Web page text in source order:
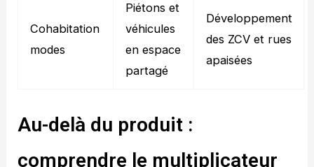
Cohabitation
modes
Piétons et
véhicules
en espace
partagé
Développement
des ZCV et rues
apaisées
Au-delà du produit :
comprendre le multiplicateur